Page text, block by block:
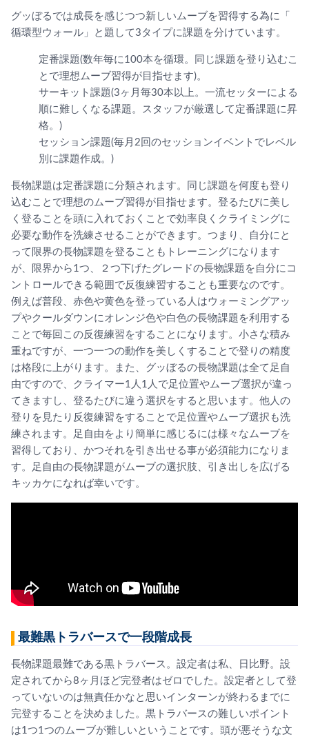
グッぼるでは成長を感じつつ新しいムーブを習得する為に「
循環型ウォール」と題して3タイプに課題を分けています。
定番課題(数年毎に100本を循環。
同じ課題を登り込むこ
とで理想ムーブ習得が目指せます)。
サーキット課題(3ヶ月毎30本以上。 一流セッターによる
順に難しくなる課題。 スタッフが厳選して定番課題に昇
格。)
セッション課題(毎月2回のセッションイベントでレベル
別に課題作成。)
長物課題は定番課題に分類されます。
同じ課題を何度も登り
込むことで理想のムーブ習得が目指せます。 登るたびに美し
く登ることを頭に入れておくことで効率良くクライ ミングに
必要な動作を洗練させることができます。つまり、
自分にと
って限界の長物課題を登ることもトレーニングになります
が、限界から1つ、
２つ下げたグレードの長物課題を自分にコ
ントロールできる範囲で反復練習することも重要なのです。
例えば普段、 赤色や黄色を登っている人はウォーミングアッ
プやクールダウンにオレンジ色や白色の長物課題を利用する
ことで毎回この反復練習をすることになります。小さな積み
重ねですが、 一つ一つの動作を美しくすることで登りの精度
は格段に上がります。また、グッぼるの長物課題は全て足自
由ですので、クライマー1 人1人で足位置やムーブ選択が違っ
てきますし、 登るたびに違う選択をすると思います。 他人の
登りを見たり反復練習をすることで足位置やムーブ選択も洗
練されます。 足自由をより簡単に感じるには様々なムーブを
習得しており、 かつそれを引き出せる事が必須能力になりま
す。 足自由の長物課題がムーブの選択肢、 引き出しを広げる
キッカケになれば幸いです。
最難黒トラバースで一段階成長
長物課題最難である黒トラバース。設定者は私、日比野。 設
定されてから8ヶ月ほど完登者はゼロでした。 設定者として登
っていないのは無責任かなと思いインターンが終わ るまでに
完登することを決めました。黒トラバースの難しいポイント
は1つ1つのムーブが難しいという ことです。頭が悪そうな文